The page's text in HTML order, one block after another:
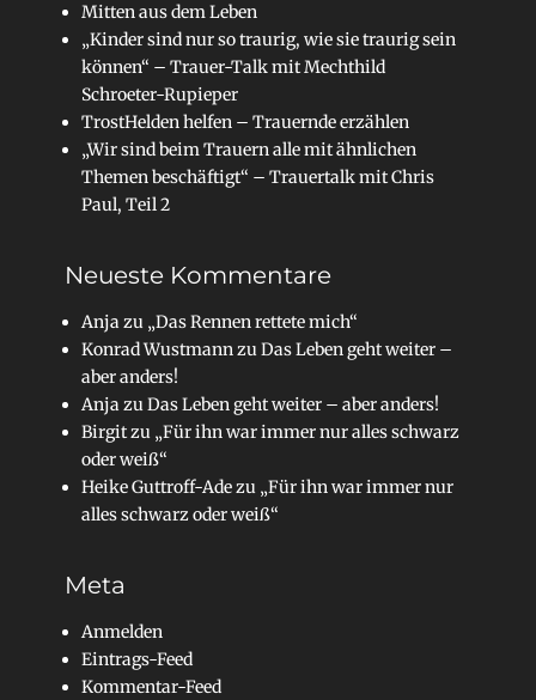
Mitten aus dem Leben
„Kinder sind nur so traurig, wie sie traurig sein
können“ – Trauer-Talk mit Mechthild
Schroeter-Rupieper
TrostHelden helfen – Trauernde erzählen
„Wir sind beim Trauern alle mit ähnlichen
Themen beschäftigt“ – Trauertalk mit Chris
Paul, Teil 2
Neueste Kommentare
Anjazu „Das Rennen rettete mich“
Konrad WustmannzuDas Leben geht weiter –
aber anders!
AnjazuDas Leben geht weiter – aber anders!
Birgitzu „Für ihn war immer nur alles schwarz
oder weiß“
Heike Guttroff-Adezu „Für ihn war immer nur
alles schwarz oder weiß“
Meta
Anmelden
Eintrags-Feed
Kommentar-Feed